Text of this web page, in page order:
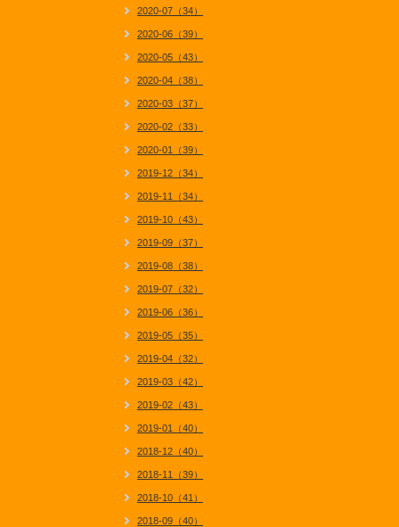
2020-07（34）
2020-06（39）
2020-05（43）
2020-04（38）
2020-03（37）
2020-02（33）
2020-01（39）
2019-12（34）
2019-11（34）
2019-10（43）
2019-09（37）
2019-08（38）
2019-07（32）
2019-06（36）
2019-05（35）
2019-04（32）
2019-03（42）
2019-02（43）
2019-01（40）
2018-12（40）
2018-11（39）
2018-10（41）
2018-09（40）